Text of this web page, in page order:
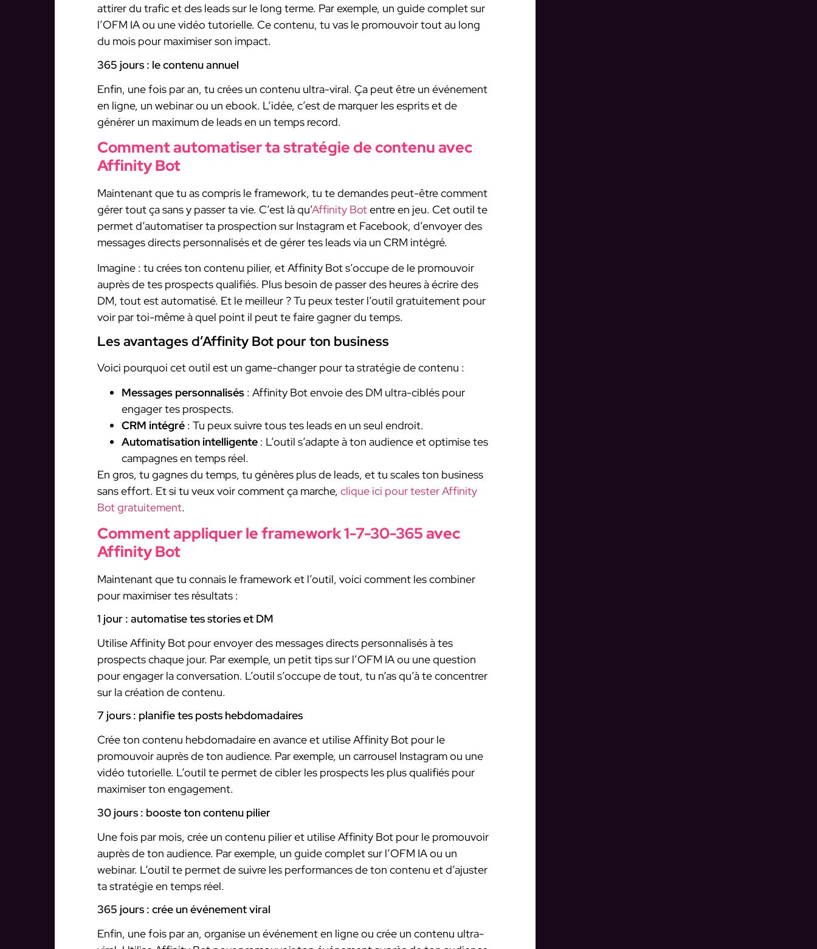
attirer du trafic et des leads sur le long terme. Par exemple, un guide complet sur
l’OFM IA ou une vidéo tutorielle. Ce contenu, tu vas le promouvoir tout au long
du mois pour maximiser son impact.
365 jours : le contenu annuel
Enfin, une fois par an, tu crées un contenu ultra-viral. Ça peut être un événement
en ligne, un webinar ou un ebook. L’idée, c’est de marquer les esprits et de
générer un maximum de leads en un temps record.
Comment automatiser ta stratégie de contenu avec
Affinity Bot
Maintenant que tu as compris le framework, tu te demandes peut-être comment
gérer tout ça sans y passer ta vie. C’est là qu’Affinity Botentre en jeu. Cet outil te
permet d’automatiser ta prospection sur Instagram et Facebook, d’envoyer des
messages directs personnalisés et de gérer tes leads via un CRM intégré.
Imagine : tu crées ton contenu pilier, et Affinity Bot s’occupe de le promouvoir
auprès de tes prospects qualifiés. Plus besoin de passer des heures à écrire des
DM, tout est automatisé. Et le meilleur ? Tu peux tester l’outil gratuitement pour
voir par toi-même à quel point il peut te faire gagner du temps.
Les avantages d’Affinity Bot pour ton business
Voici pourquoi cet outil est un game-changer pour ta stratégie de contenu :
Messages personnalisés : Affinity Bot envoie des DM ultra-ciblés pour
engager tes prospects.
CRM intégré : Tu peux suivre tous tes leads en un seul endroit.
Automatisation intelligente : L’outil s’adapte à ton audience et optimise tes
campagnes en temps réel.
En gros, tu gagnes du temps, tu génères plus de leads, et tu scales ton business
sans effort. Et si tu veux voir comment ça marche, clique ici pour tester Affinity
Bot gratuitement.
Comment appliquer le framework 1-7-30-365 avec
Affinity Bot
Maintenant que tu connais le framework et l’outil, voici comment les combiner
pour maximiser tes résultats :
1 jour : automatise tes stories et DM
Utilise Affinity Bot pour envoyer des messages directs personnalisés à tes
prospects chaque jour. Par exemple, un petit tips sur l’OFM IA ou une question
pour engager la conversation. L’outil s’occupe de tout, tu n’as qu’à te concentrer
sur la création de contenu.
7 jours : planifie tes posts hebdomadaires
Crée ton contenu hebdomadaire en avance et utilise Affinity Bot pour le
promouvoir auprès de ton audience. Par exemple, un carrousel Instagram ou une
vidéo tutorielle. L’outil te permet de cibler les prospects les plus qualifiés pour
maximiser ton engagement.
30 jours : booste ton contenu pilier
Une fois par mois, crée un contenu pilier et utilise Affinity Bot pour le promouvoir
auprès de ton audience. Par exemple, un guide complet sur l’OFM IA ou un
webinar. L’outil te permet de suivre les performances de ton contenu et d’ajuster
ta stratégie en temps réel.
365 jours : crée un événement viral
Enfin, une fois par an, organise un événement en ligne ou crée un contenu ultra-